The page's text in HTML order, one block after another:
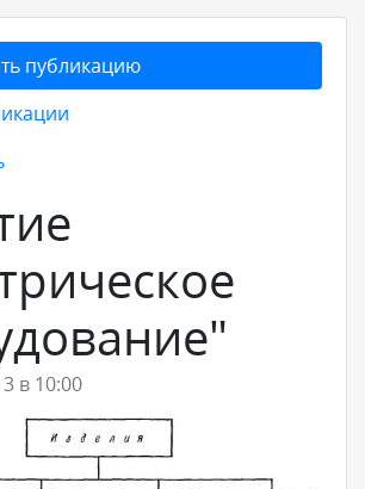
или услугу
публикацию
в 10:00